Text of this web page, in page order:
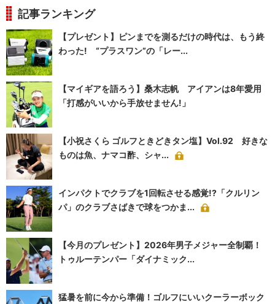
記事ランキング
【プレゼント】ピンまでを測るだけの時代は、もう終
わった! “プラスワン”の「レー...
【マイギアを語ろう】桑木志帆 アイアンは8年愛用
「打感がいいから手放せません!」
【小祝さくら ゴルフときどきタン塩】Vol.92 好きな
ものは魚、ナマコ酢、シャ...
インパクトでクラブを1回転させる感覚!?「クルリン
パ」のクラブさばきで球をつかま...
【今月のプレゼント】2026年男子メジャー全制覇！
トゥルーテンパー「ダイナミック...
猛暑を前に今から準備！ゴルフにいいクーラーボック